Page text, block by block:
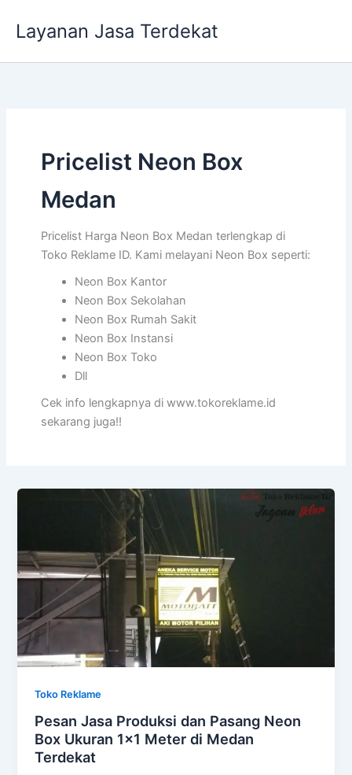
Layanan Jasa Terdekat
Pricelist Neon Box
Medan
Pricelist Harga Neon Box Medan terlengkap di
Toko Reklame ID. Kami melayani Neon Box seperti:
Neon Box Kantor
Neon Box Sekolahan
Neon Box Rumah Sakit
Neon Box Instansi
Neon Box Toko
Dll
Cek info lengkapnya di www.tokoreklame.id
sekarang juga!!
Toko Reklame
Pesan Jasa Produksi dan Pasang Neon
Box Ukuran 1×1 Meter di Medan
Terdekat